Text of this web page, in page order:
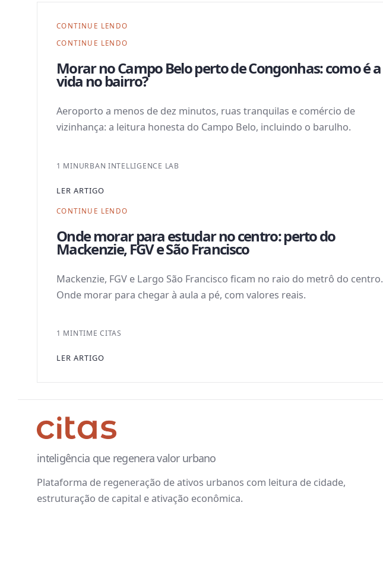
CONTINUE LENDO
CONTINUE LENDO
Morar no Campo Belo perto de Congonhas: como é a
vida no bairro?
Aeroporto a menos de dez minutos, ruas tranquilas e comércio de
vizinhança: a leitura honesta do Campo Belo, incluindo o barulho.
1 MINURBAN INTELLIGENCE LAB
LER ARTIGO
CONTINUE LENDO
Onde morar para estudar no centro: perto do
Mackenzie, FGV e São Francisco
Mackenzie, FGV e Largo São Francisco ficam no raio do metrô do centro.
Onde morar para chegar à aula a pé, com valores reais.
1 MINTIME CITAS
LER ARTIGO
inteligência que regenera valor urbano
Plataforma de regeneração de ativos urbanos com leitura de cidade,
estruturação de capital e ativação econômica.